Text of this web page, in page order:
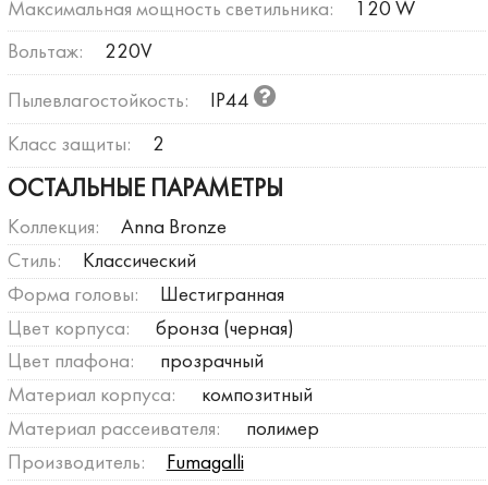
Максимальная мощность светильника: 120 W
Вольтаж: 220V
Пылевлагостойкость: IP44
Класс защиты: 2
ОСТАЛЬНЫЕ ПАРАМЕТРЫ
Коллекция:
Anna Bronze
Стиль:
Классический
Форма головы:
Шестигранная
Цвет корпуса:
бронза (черная)
Цвет плафона:
прозрачный
Материал корпуса:
композитный
Материал рассеивателя:
полимер
Производитель:
Fumagalli